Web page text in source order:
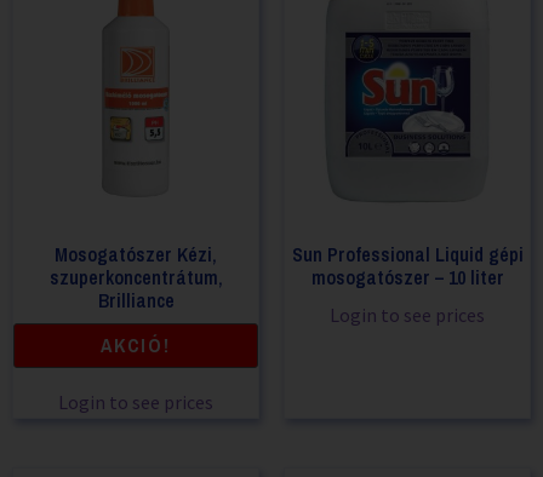
Mosogatószer Kézi,
szuperkoncentrátum,
Brilliance
AKCIÓ!
Login to see prices
Sun Professional Liquid gépi
mosogatószer – 10 liter
Login to see prices